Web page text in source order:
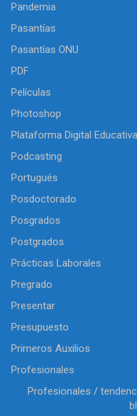
Pandemia
Pasantías
Pasantías ONU
PDF
Películas
Photoshop
Plataforma Digital Educativa
Podcasting
Portugués
Posdoctorado
Posgrados
Postgrados
Prácticas Laborales
Pregrado
Presentar
Presupuesto
Primeros Auxilios
Profesionales
Profesionales /